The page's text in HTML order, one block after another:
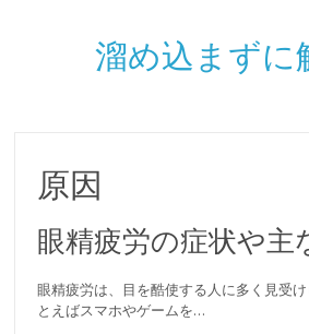
溜め込まずに
原因
眼精疲労の症状や主
眼精疲労は、目を酷使する人に多く見受
とえばスマホやゲームを…